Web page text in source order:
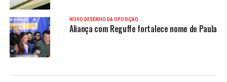
NOVO DESENHO DA OPOSIÇÃO
Aliança com Reguffe fortalece nome de Paula